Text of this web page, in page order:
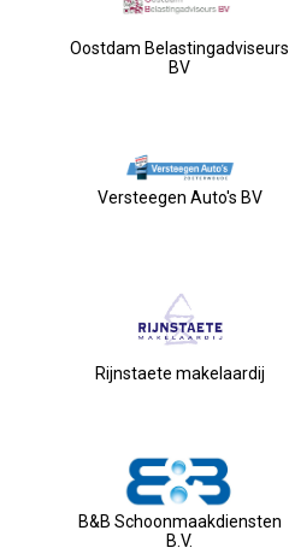
Oostdam Belastingadviseurs
BV
Versteegen Auto's BV
Rijnstaete makelaardij
B&B Schoonmaakdiensten
B.V.